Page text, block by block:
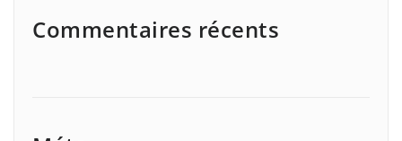
Commentaires récents